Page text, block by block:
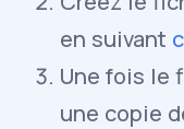
en suivant
Une fois le
une copie